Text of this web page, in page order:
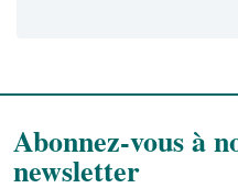
Abonnez-vous à
newsletter